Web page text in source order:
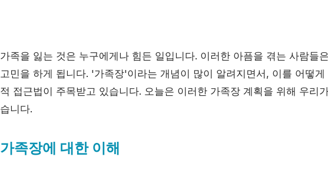
가족을 잃는 것은 누구에게나 힘든 일입니다. 이러한 아픔을 겪는 사람들
고민을 하게 됩니다. '가족장'이라는 개념이 많이 알려지면서, 이를 어떻
적 접근법이 주목받고 있습니다. 오늘은 이러한 가족장 계획을 위해 우리
습니다.
가족장에 대한 이해